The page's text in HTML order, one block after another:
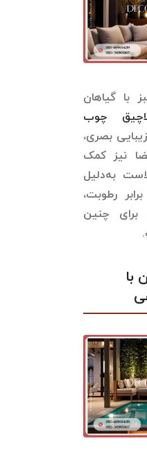
گیاهان
چوب
بصری،
نیز کمک
به‌دلیل
رطوبت،
برای چنین
با